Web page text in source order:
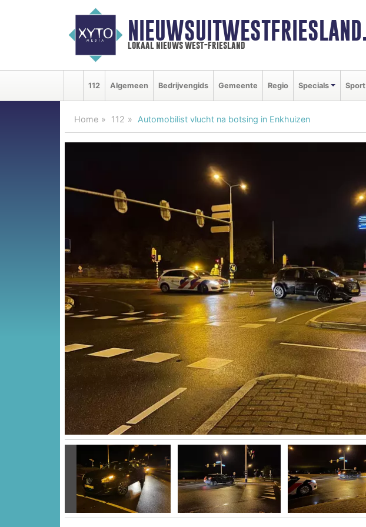
lokaal nieuws west-friesland
112 Algemeen Bedrijvengids Gemeente Regio Specials Sport
Home 112 Automobilist vlucht na botsing in Enkhuizen
Vorige